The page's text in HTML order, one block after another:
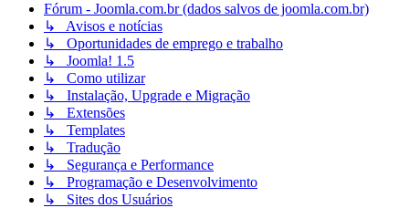
Fórum - Joomla.com.br (dados salvos de joomla.com.br)
↳ Avisos e notícias
↳ Oportunidades de emprego e trabalho
↳ Joomla! 1.5
↳ Como utilizar
↳ Instalação, Upgrade e Migração
↳ Extensões
↳ Templates
↳ Tradução
↳ Segurança e Performance
↳ Programação e Desenvolvimento
↳ Sites dos Usuários